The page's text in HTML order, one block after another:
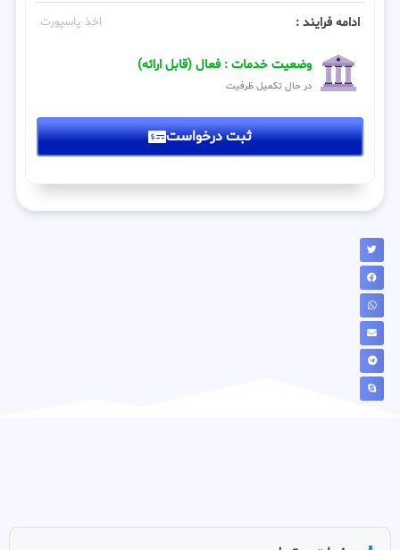
ادامه فرایند : اخذ پاسپورت
وضعیت خدمات : فعال (قابل ارائه)
در حال تکمیل ظرفیت
ثبت درخواست